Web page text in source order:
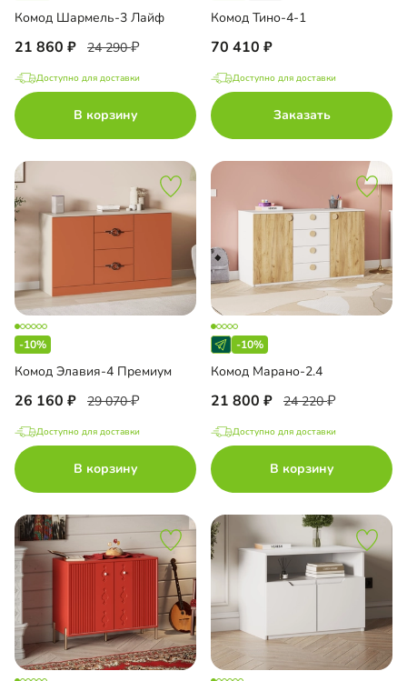
Комод Шармель-3 Лайф
21 860 24 290
Доступно для доставки
В корзину
Комод Тино-4-1
70 410
Доступно для доставки
Заказать
-10%
Комод Элавия-4 Премиум
26 160 29 070
Доступно для доставки
В корзину
-10%
Комод Марано-2.4
21 800 24 220
Доступно для доставки
В корзину